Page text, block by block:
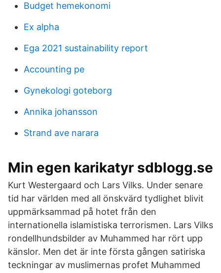
Budget hemekonomi
Ex alpha
Ega 2021 sustainability report
Accounting pe
Gynekologi goteborg
Annika johansson
Strand ave narara
Min egen karikatyr sdblogg.se
Kurt Westergaard och Lars Vilks. Under senare
tid har världen med all önskvärd tydlighet blivit
uppmärksammad på hotet från den
internationella islamistiska terrorismen. Lars Vilks
rondellhundsbilder av Muhammed har rört upp
känslor. Men det är inte första gången satiriska
teckningar av muslimernas profet Muhammed